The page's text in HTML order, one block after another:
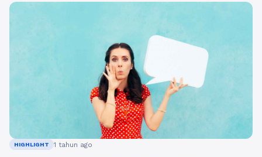
HIGHLIGHT 1 tahun ago